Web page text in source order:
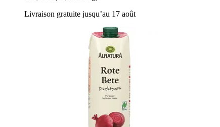
Livraison gratuite jusqu’au 17 août